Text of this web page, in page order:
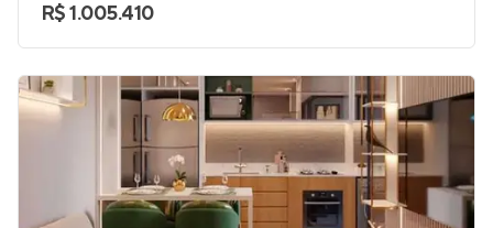
R$ 1.005.410